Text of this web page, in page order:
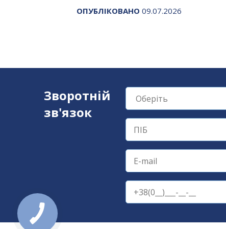
ОПУБЛІКОВАНО 09.07.2026
Зворотній
зв'язок